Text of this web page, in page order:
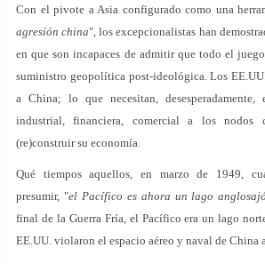
Con el pivote a Asia configurado como una
agresión china", los excepcionalistas han
en que son incapaces de admitir que todo el
suministro geopolítica post-ideológica. Los
a China; lo que necesitan,
industrial, financiera, comercial a los nodos
(re)construir su economía.
Qué tiempos aquellos, en marzo de 1949,
presumir, "el Pacífico es ahora un lago
final de la Guerra Fría, el Pacífico era un lago
EE.UU. violaron el espacio aéreo y naval de China